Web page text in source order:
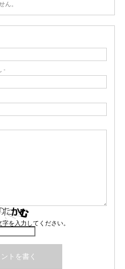
ん。
-
を入力してください。